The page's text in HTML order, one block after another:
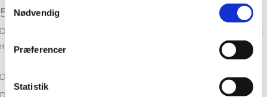
Nødvendig
Præferencer
Statistik
56”
Din e-mailadresse vil ikke blive publiceret.
Krævede felter er markeret
med*
Din bedømmelse
Din anmeldelse